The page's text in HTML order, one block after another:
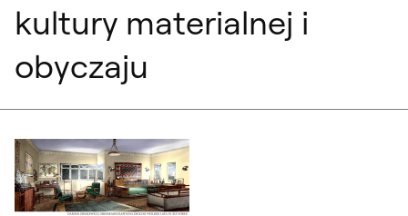
kultury materialnej i
obyczaju